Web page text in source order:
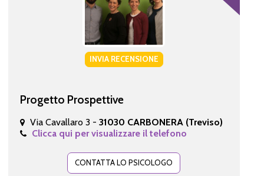
INVIA RECENSIONE
Progetto Prospettive
Via Cavallaro 3 - 31030 CARBONERA (Treviso)
Clicca qui per visualizzare il telefono
CONTATTA LO PSICOLOGO